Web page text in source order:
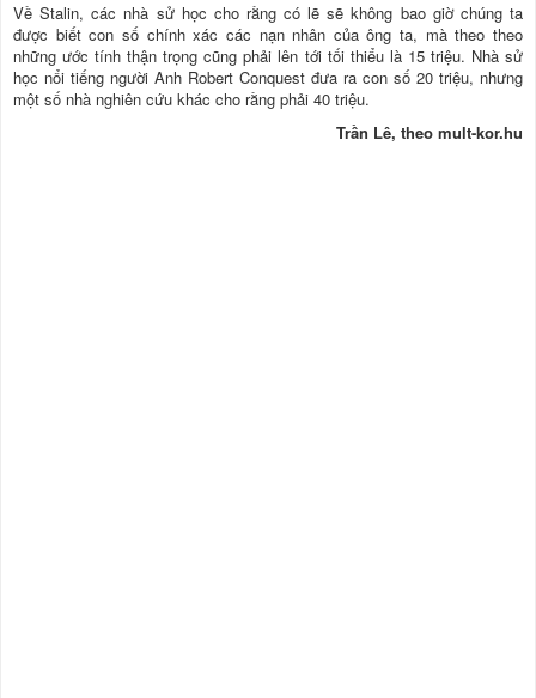
Về Stalin, các nhà sử học cho rằng có lẽ sẽ không bao giờ chúng ta
được biết con số chính xác các nạn nhân của ông ta, mà theo theo
những ước tính thận trọng cũng phải lên tới tối thiểu là 15 triệu. Nhà sử
học nổi tiếng người Anh Robert Conquest đưa ra con số 20 triệu, nhưng
một số nhà nghiên cứu khác cho rằng phải 40 triệu.
Trần Lê, theo mult-kor.hu